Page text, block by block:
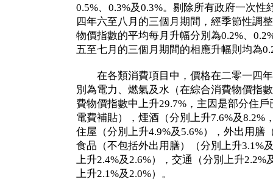
0.5%、0.3%及0.3%。剔除所有政府一次
四年六至八月的三個月期間，經季節性調
物價指數的平均每月升幅分別為0.2%、
五至七月的三個月期間的相應升幅則均為
在各類消費項目中，價格在二零一四年
別為電力、燃氣及水（在綜合消費物價指
費物價指數中上升29.7%，主因是部分住
電費補貼），煙酒（分別上升7.6%及8.2%
住屋（分別上升4.9%及5.6%），外出用膳
食品（不包括外出用膳）（分別上升3.1%
上升2.4%及2.6%），交通（分別上升2.2%
上升2.1%及2.0%）。